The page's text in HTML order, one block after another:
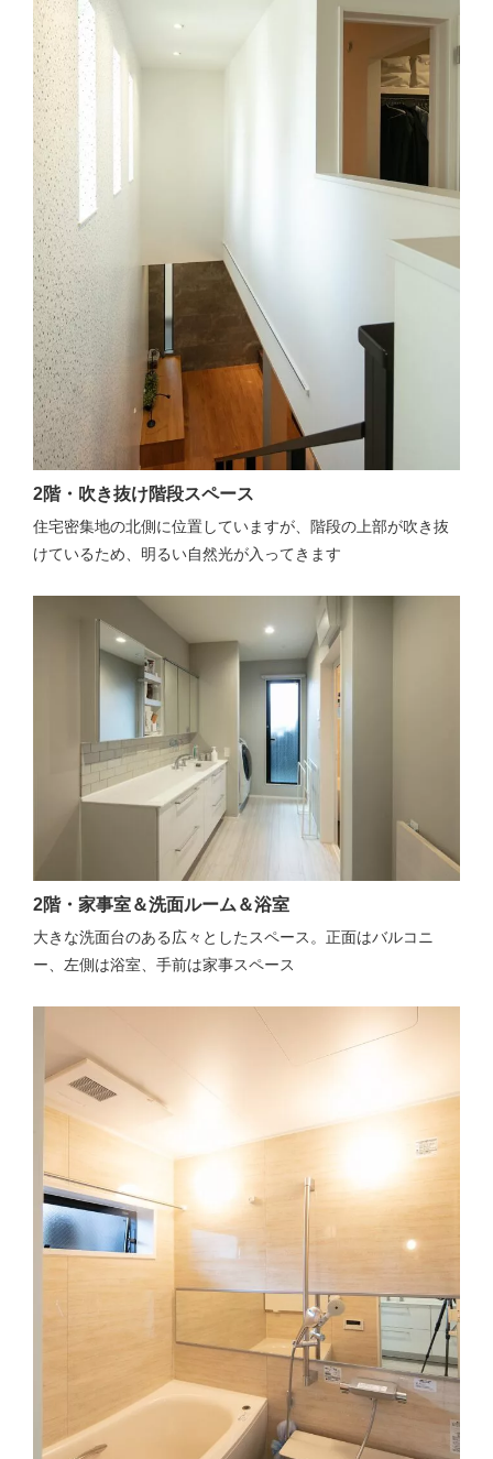
2階・吹き抜け階段スペース
住宅密集地の北側に位置していますが、階段の上部が吹き抜
けているため、明るい自然光が入ってきます
2階・家事室＆洗面ルーム＆浴室
大きな洗面台のある広々としたスペース。正面はバルコニ
ー、左側は浴室、手前は家事スペース